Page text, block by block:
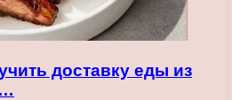
доставку еды из